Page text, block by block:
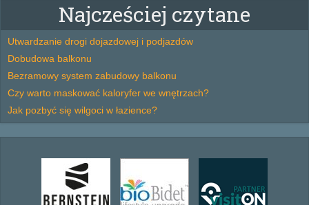
Najcześciej czytane
Utwardzanie drogi dojazdowej i podjazdów
Dobudowa balkonu
Bezramowy system zabudowy balkonu
Czy warto maskować kaloryfer we wnętrzach?
Jak pozbyć się wilgoci w łazience?